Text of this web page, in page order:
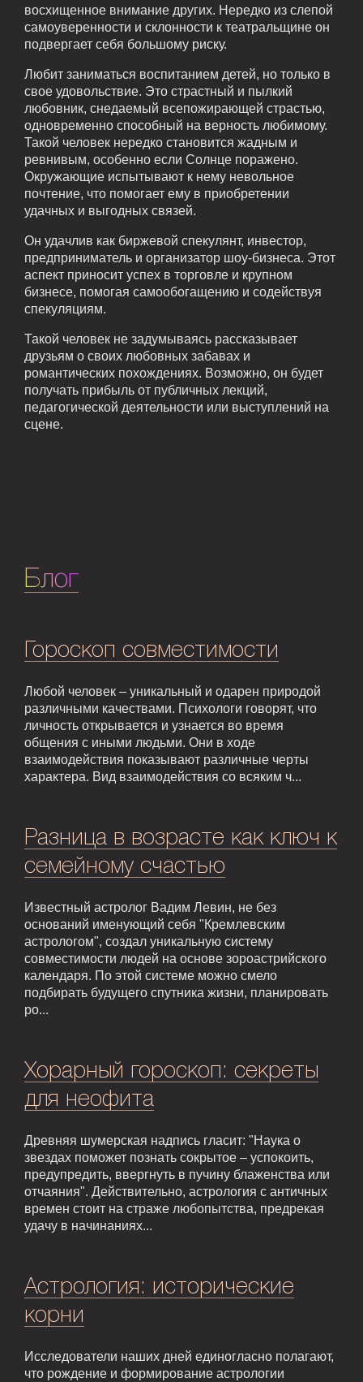
восхищенное внимание других. Нередко из слепой
самоуверенности и склонности к театральщине он
подвергает себя большому риску.
Любит заниматься воспитанием детей, но только в
свое удовольствие. Это страстный и пылкий
любовник, снедаемый всепожирающей страстью,
одновременно способный на верность любимому.
Такой человек нередко становится жадным и
ревнивым, особенно если Солнце поражено.
Окружающие испытывают к нему невольное
почтение, что помогает ему в приобретении
удачных и выгодных связей.
Он удачлив как биржевой спекулянт, инвестор,
предприниматель и организатор шоу-бизнеса. Этот
аспект приносит успех в торговле и крупном
бизнесе, помогая самообогащению и содействуя
спекуляциям.
Такой человек не задумываясь рассказывает
друзьям о своих любовных забавах и
романтических похождениях. Возможно, он будет
получать прибыль от публичных лекций,
педагогической деятельности или выступлений на
сцене.
Блог
Гороскоп совместимости
Любой человек – уникальный и одарен природой
различными качествами. Психологи говорят, что
личность открывается и узнается во время
общения с иными людьми. Они в ходе
взаимодействия показывают различные черты
характера. Вид взаимодействия со всяким ч...
Разница в возрасте как ключ к
семейному счастью
Известный астролог Вадим Левин, не без
оснований именующий себя "Кремлевским
астрологом", создал уникальную систему
совместимости людей на основе зороастрийского
календаря. По этой системе можно смело
подбирать будущего спутника жизни, планировать
ро...
Хорарный гороскоп: секреты
для неофита
Древняя шумерская надпись гласит: "Наука о
звездах поможет познать сокрытое – успокоить,
предупредить, ввергнуть в пучину блаженства или
отчаяния". Действительно, астрология с античных
времен стоит на страже любопытства, предрекая
удачу в начинаниях...
Астрология: исторические
корни
Исследователи наших дней единогласно полагают,
что рождение и формирование астрологии